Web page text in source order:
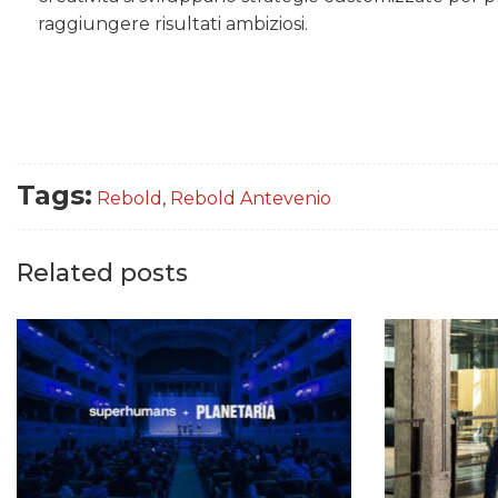
raggiungere risultati ambiziosi.
Tags: Rebold , Rebold Antevenio
Related posts